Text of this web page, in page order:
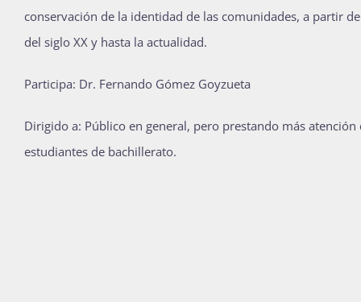
conservación de la identidad de las comunidades, a partir
del siglo XX y hasta la actualidad.
Participa: Dr. Fernando Gómez Goyzueta
Dirigido a: Público en general, pero prestando más atención
estudiantes de bachillerato.